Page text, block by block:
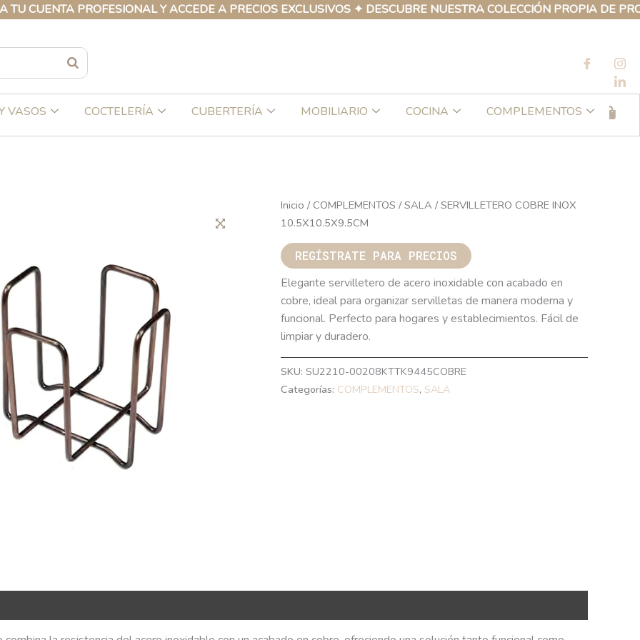
PROFESIONAL Y ACCEDE A PRECIOS EXCLUSIVOS ✦ DESCUBRE NUESTRA COLECCIÓN PROPIA DE
VASOS COCTELERÍA CUBERTERÍA MOBILIARIO COCINA
COMPLEMENTOS
Inicio / COMPLEMENTOS / SALA / SERVILLETERO COBRE INOX
10.5X10.5X9.5CM
REGÍSTRATE PARA PRECIOS
Elegante servilletero de acero inoxidable con acabado en
cobre, ideal para organizar servilletas de manera moderna y
funcional. Perfecto para hogares y establecimientos. Fácil de
limpiar y duradero.
SKU: SU2210-00208KTTK9445COBRE
Categorías: COMPLEMENTOS, SALA